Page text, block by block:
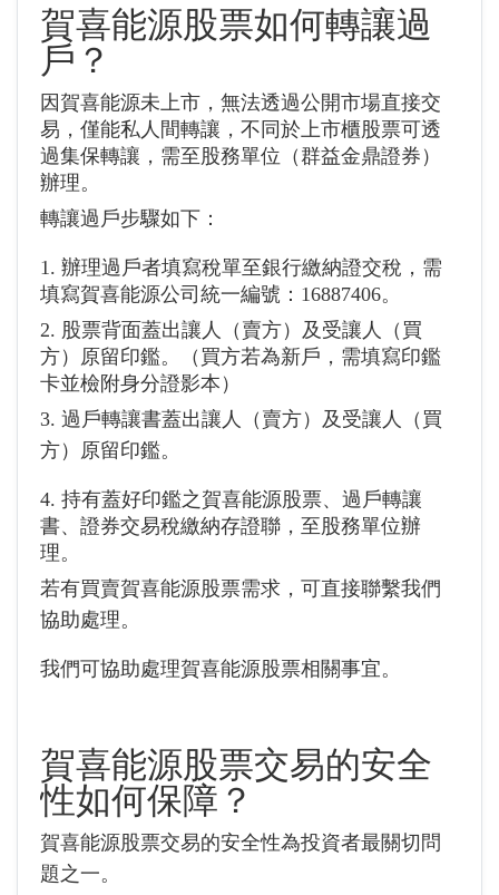
賀喜能源股票如何轉讓過
戶？
因賀喜能源未上市，無法透過公開市場直接交
易，僅能私人間轉讓，不同於上市櫃股票可透
過集保轉讓，需至股務單位（群益金鼎證券）
辦理。
轉讓過戶步驟如下：
1. 辦理過戶者填寫稅單至銀行繳納證交稅，需
填寫賀喜能源公司統一編號：16887406。
2. 股票背面蓋出讓人（賣方）及受讓人（買
方）原留印鑑。（買方若為新戶，需填寫印鑑
卡並檢附身分證影本）
3. 過戶轉讓書蓋出讓人（賣方）及受讓人（買
方）原留印鑑。
4. 持有蓋好印鑑之賀喜能源股票、過戶轉讓
書、證券交易稅繳納存證聯，至股務單位辦
理。
若有買賣賀喜能源股票需求，可直接聯繫我們
協助處理。
我們可協助處理賀喜能源股票相關事宜。
賀喜能源股票交易的安全
性如何保障？
賀喜能源股票交易的安全性為投資者最關切問
題之一。